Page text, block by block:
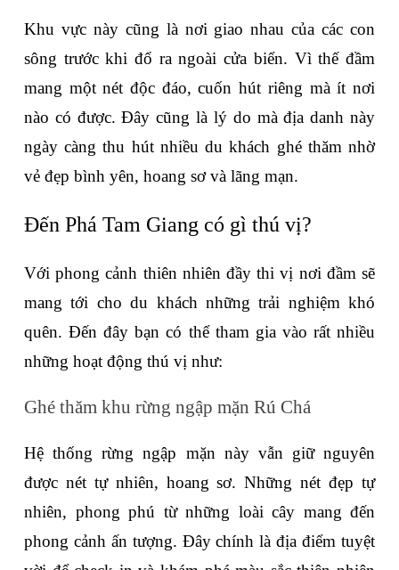
Khu vực này cũng là nơi giao nhau của các con
sông trước khi đổ ra ngoài cửa biển. Vì thế đầm
mang một nét độc đáo, cuốn hút riêng mà ít nơi
nào có được. Đây cũng là lý do mà địa danh này
ngày càng thu hút nhiều du khách ghé thăm nhờ
vẻ đẹp bình yên, hoang sơ và lãng mạn.
Đến Phá Tam Giang có gì thú vị?
Với phong cảnh thiên nhiên đầy thi vị nơi đầm sẽ
mang tới cho du khách những trải nghiệm khó
quên. Đến đây bạn có thể tham gia vào rất nhiều
những hoạt động thú vị như:
Ghé thăm khu rừng ngập mặn Rú Chá
Hệ thống rừng ngập mặn này vẫn giữ nguyên
được nét tự nhiên, hoang sơ. Những nét đẹp tự
nhiên, phong phú từ những loài cây mang đến
phong cảnh ấn tượng. Đây chính là địa điểm tuyệt